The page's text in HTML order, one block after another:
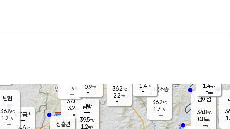
남이섬
34.8℃
0.8m/s
-mm
양주
37.0℃
3.2
-mm
-
1.4m/s
-mm
파주금촌
34.6℃
가평조종
36.2℃
1.7m/s
-mm
36.2℃
2.2m/s
-mm
탄현
36.8℃
1.2m/s
-mm
1.4m/s
-mm
남방
39.5℃
1.2m/s
장흥면
-m/s
-mm
0.9m/s
-mm